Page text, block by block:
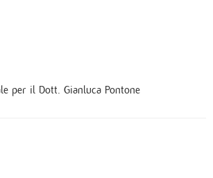
per il Dott. Gianluca Pontone